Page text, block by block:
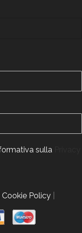
sulla
Cookie Policy